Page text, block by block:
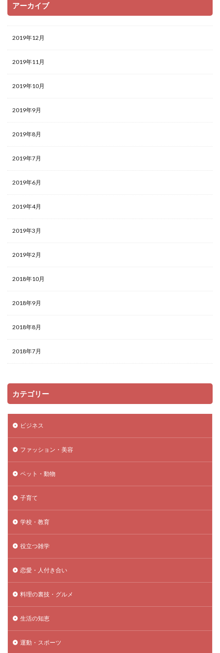
アーカイブ
2019年12月
2019年11月
2019年10月
2019年9月
2019年8月
2019年7月
2019年6月
2019年4月
2019年3月
2019年2月
2018年10月
2018年9月
2018年8月
2018年7月
カテゴリー
ビジネス
ファッション・美容
ペット・動物
子育て
学校・教育
役立つ雑学
恋愛・人付き合い
料理の裏技・グルメ
生活の知恵
運動・スポーツ